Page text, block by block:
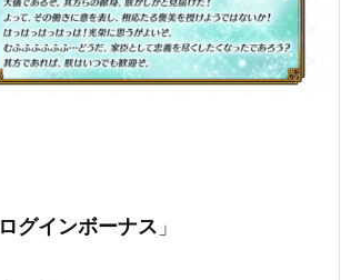
ログインボーナス 」